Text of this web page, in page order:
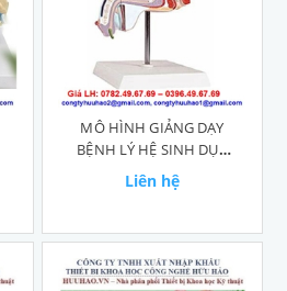
MÔ HÌNH GIẢNG DẠY
BỆNH LÝ HỆ SINH DỤC
NAM
Liên hệ